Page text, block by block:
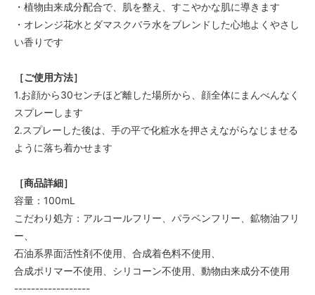
・植物由来成分配合で、肌を整え、すこやかな肌に導きます
・オレンジ花水とダマスクバラ水をブレンドした心地よくやさし
い香りです
［ご使用方法］
1.お顔から30センチほど離した場所から、顔全体にまんべんなく
スプレーします
2.スプレーした後は、手の平で化粧水を押さえながらなじませる
ように落ち着かせます
［商品詳細］
容量：100mL
こだわり処方：アルコールフリー、パラベンフリー、鉱物油フリ
ー、
石油系界面活性剤不使用、合成着色料不使用、
合成ポリマー不使用、シリコーン不使用、動物由来成分不使用
------------------